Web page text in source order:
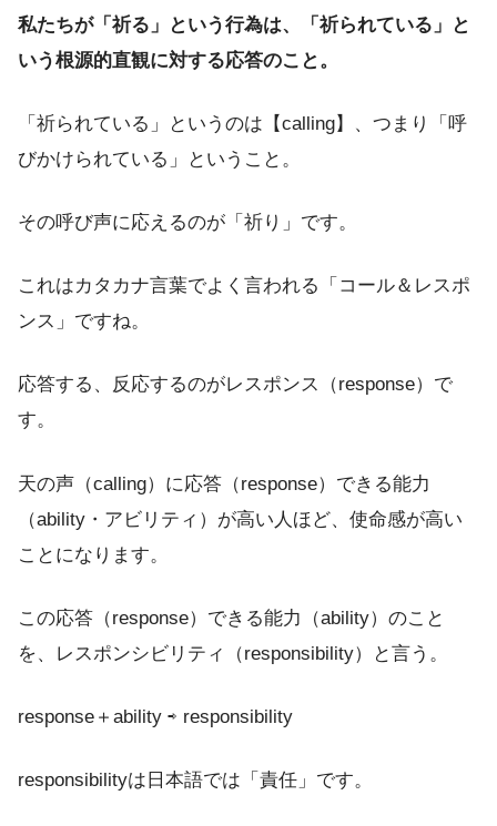
私たちが「祈る」という行為は、「祈られている」と
いう根源的直観に対する応答のこと。
「祈られている」というのは【calling】、つまり「呼
びかけられている」ということ。
その呼び声に応えるのが「祈り」です。
これはカタカナ言葉でよく言われる「コール＆レスポ
ンス」ですね。
応答する、反応するのがレスポンス（response）で
す。
天の声（calling）に応答（response）できる能力
（ability・アビリティ）が高い人ほど、使命感が高い
ことになります。
この応答（response）できる能力（ability）のこと
を、レスポンシビリティ（responsibility）と言う。
response＋ability ⇨ responsibility
responsibilityは日本語では「責任」です。